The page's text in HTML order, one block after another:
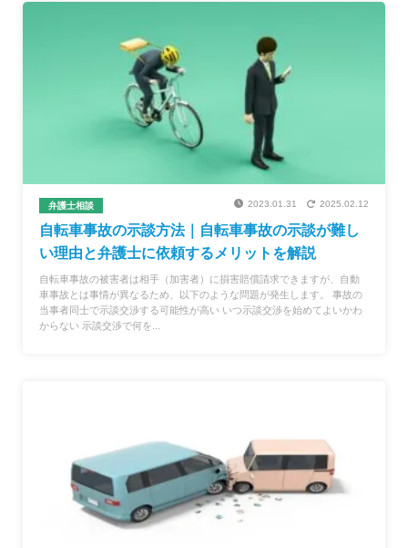
弁護士相談 2023.01.31 2025.02.12
自転車事故の示談方法｜自転車事故の示談が難し
い理由と弁護士に依頼するメリットを解説
自転車事故の被害者は相手（加害者）に損害賠償請求できますが、自動
車事故とは事情が異なるため、以下のような問題が発生します。 事故の
当事者同士で示談交渉する可能性が高い いつ示談交渉を始めてよいかわ
からない 示談交渉で何を...